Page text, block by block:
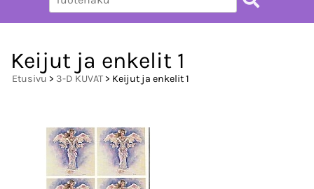
Keijut ja enkelit 1
Etusivu > 3-D KUVAT > Keijut ja enkelit 1